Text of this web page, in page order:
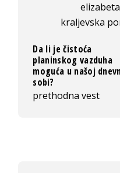
elizabeta
kraljevska
Da li je čistoća
planinskog vazduha
moguća u našoj
sobi?
prethodna vest